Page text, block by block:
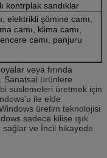
kontrplak sandıklar
elektrikli şömine camı,
camı, klima camı,
camı, panjuru
veya fırında
Sanatsal ürünlere
süslemeleri üretmek için
ile elde
üretim teknolojisi
sadece kilise ışık
ve İncil hikayede